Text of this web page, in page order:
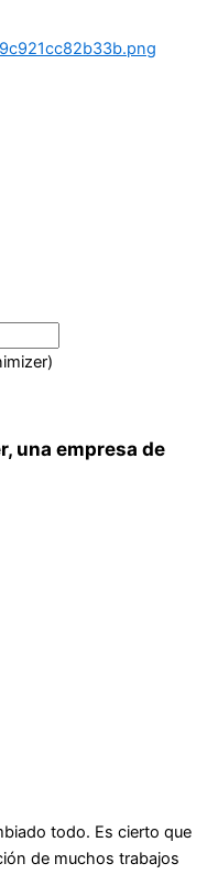
una empresa de
todo. Es cierto que
de muchos trabajos